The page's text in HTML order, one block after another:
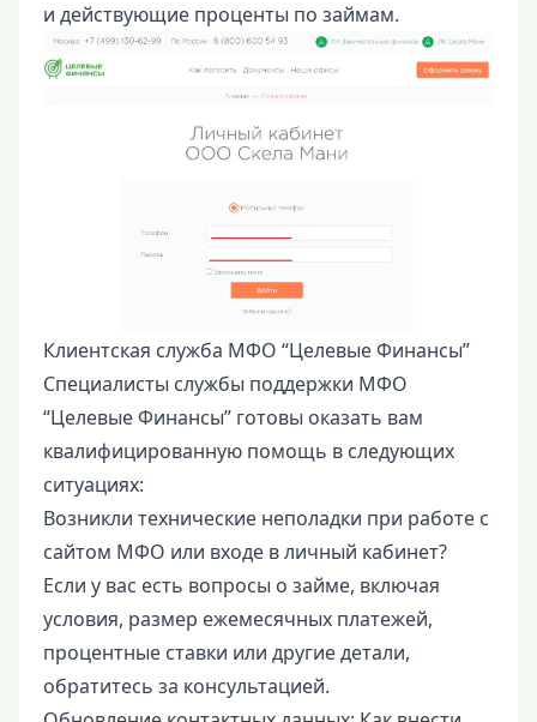
и действующие проценты по займам.
Клиентская служба МФО “Целевые Финансы”
Специалисты службы поддержки МФО
“Целевые Финансы” готовы оказать вам
квалифицированную помощь в следующих
ситуациях:
Возникли технические неполадки при работе с
сайтом МФО или входе в личный кабинет?
Если у вас есть вопросы о займе, включая
условия, размер ежемесячных платежей,
процентные ставки или другие детали,
обратитесь за консультацией.